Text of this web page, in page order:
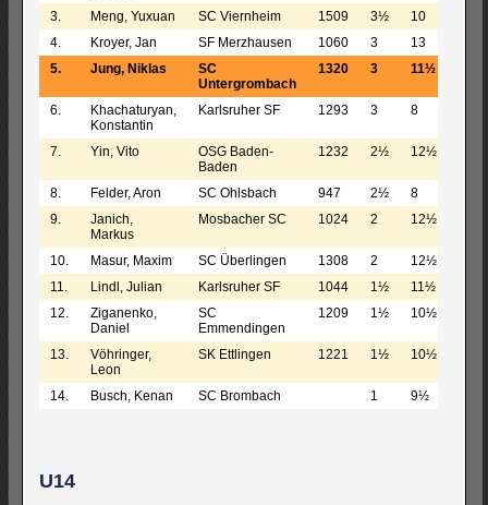
3. Meng, Yuxuan SC Viernheim 1509 3½
10
4.
Kroyer, Jan SF Merzhausen 1060 3
13
5.
Jung, Niklas
SC
Untergrombach
1320 3 11½
6.
Khachaturyan,
Konstantin
Karlsruher SF 1293 3 8
7. Yin, Vito
OSG Baden-
Baden
1232 2½ 12½
8. Felder, Aron SC Ohlsbach 947 2½
8
9.
Janich,
Markus
Mosbacher SC 1024 2 12½
10. Masur, Maxim SC Überlingen 1308 2
12½
11.
Lindl, Julian Karlsruher SF 1044 1½
11½
12.
Ziganenko,
Daniel
SC
Emmendingen
1209 1½ 10½
13.
Vöhringer,
Leon
SK Ettlingen 1221 1½ 10½
14. Busch, Kenan SC Brombach 1 9½
U14